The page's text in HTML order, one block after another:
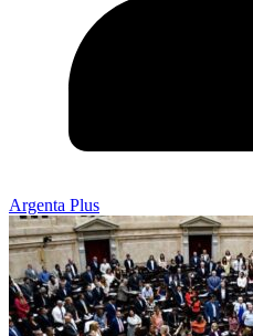
Argenta Plus